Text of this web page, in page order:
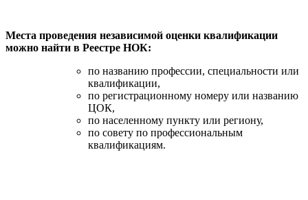
Места проведения независимой оценки квалификации
можно найти в Реестре НОК:
по названию профессии, специальности или
квалификации,
по регистрационному номеру или названию
ЦОК,
по населенному пункту или региону,
по совету по профессиональным
квалификациям.